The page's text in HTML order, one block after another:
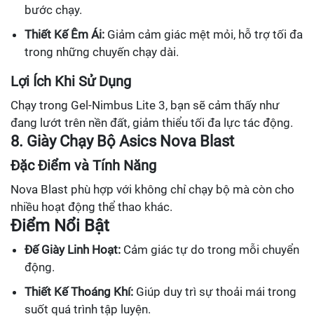
bước chạy.
Thiết Kế Êm Ái: Giảm cảm giác mệt mỏi, hỗ trợ tối đa
trong những chuyến chạy dài.
Lợi Ích Khi Sử Dụng
Chạy trong Gel-Nimbus Lite 3, bạn sẽ cảm thấy như
đang lướt trên nền đất, giảm thiểu tối đa lực tác động.
8. Giày Chạy Bộ Asics Nova Blast
Đặc Điểm và Tính Năng
Nova Blast phù hợp với không chỉ chạy bộ mà còn cho
nhiều hoạt động thể thao khác.
Điểm Nổi Bật
Đế Giày Linh Hoạt: Cảm giác tự do trong mỗi chuyển
động.
Thiết Kế Thoáng Khí: Giúp duy trì sự thoải mái trong
suốt quá trình tập luyện.